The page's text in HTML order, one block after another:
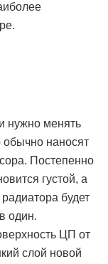
нужно менять
обычно наносят
Постепенно
густой, а
будет
один.
ЦП от
слой новой